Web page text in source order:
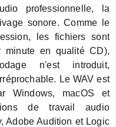
professionnelle, la
sonore. Comme le
les fichiers sont
minute en qualité CD),
n'est introduit,
Le WAV est
Windows, macOS et
de travail audio
Adobe Audition et Logic